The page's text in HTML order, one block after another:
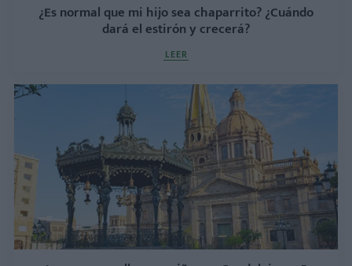
¿Es normal que mi hijo sea chaparrito? ¿Cuándo
dará el estirón y crecerá?
LEER